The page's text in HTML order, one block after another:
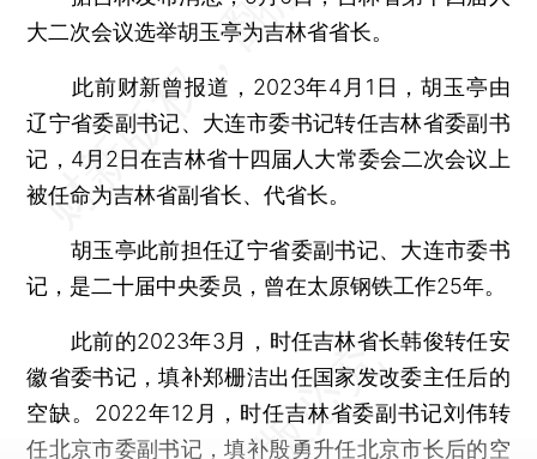
大二次会议选举胡玉亭为吉林省省长。
此前财新曾报道，2023年4月1日，胡玉亭由
辽宁省委副书记、大连市委书记转任吉林省委副书
记，4月2日在吉林省十四届人大常委会二次会议上
被任命为吉林省副省长、代省长。
胡玉亭此前担任辽宁省委副书记、大连市委书
记，是二十届中央委员，曾在太原钢铁工作25年。
此前的2023年3月，时任吉林省长韩俊转任安
徽省委书记，填补郑栅洁出任国家发改委主任后的
空缺。2022年12月，时任吉林省委副书记刘伟转
任北京市委副书记，填补殷勇升任北京市长后的空